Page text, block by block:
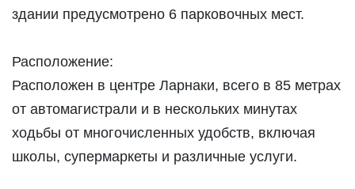
здании предусмотрено 6 парковочных мест.
Расположение:
Расположен в центре Ларнаки, всего в 85 метрах
от автомагистрали и в нескольких минутах
ходьбы от многочисленных удобств, включая
школы, супермаркеты и различные услуги.